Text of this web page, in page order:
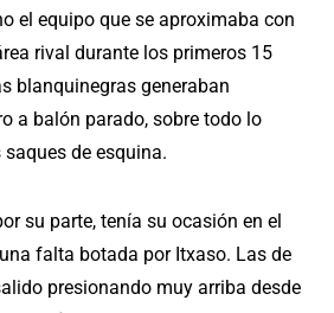
el equipo que se aproximaba con
rival durante los primeros 15
blanquinegras generaban
a balón parado, sobre todo lo
de esquina.
su parte, tenía su ocasión en el
falta botada por Itxaso. Las de
presionando muy arriba desde